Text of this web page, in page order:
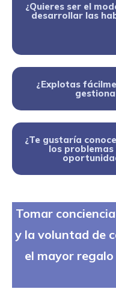
¿Quieres ser el
desarrollar las
¿Explotas
¿Te gustaría
los
Tomar
y la voluntad de
el mayor